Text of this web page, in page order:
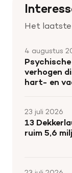
Het laatste
4 augustus
verhogen
hart- en
23 juli 2026
13
ruim 5,6